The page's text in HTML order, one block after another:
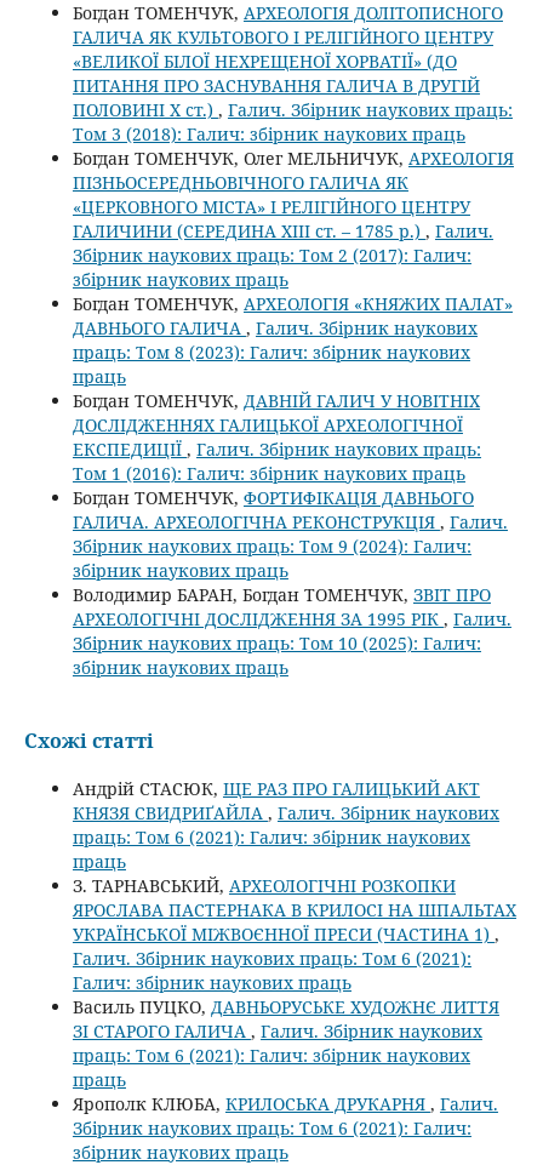
Богдан ТОМЕНЧУК, АРХЕОЛОГІЯ ДОЛІТОПИСНОГО
ГАЛИЧА ЯК КУЛЬТОВОГО І РЕЛІГІЙНОГО ЦЕНТРУ
«ВЕЛИКОЇ БІЛОЇ НЕХРЕЩЕНОЇ ХОРВАТІЇ» (ДО
ПИТАННЯ ПРО ЗАСНУВАННЯ ГАЛИЧА В ДРУГІЙ
ПОЛОВИНІ Х ст.) , Галич. Збірник наукових праць:
Том 3 (2018): Галич: збірник наукових праць
Богдан ТОМЕНЧУК, Олег МЕЛЬНИЧУК, АРХЕОЛОГІЯ
ПІЗНЬОСЕРЕДНЬОВІЧНОГО ГАЛИЧА ЯК
«ЦЕРКОВНОГО МІСТА» І РЕЛІГІЙНОГО ЦЕНТРУ
ГАЛИЧИНИ (СЕРЕДИНА ХІІІ ст. – 1785 р.) , Галич.
Збірник наукових праць: Том 2 (2017): Галич:
збірник наукових праць
Богдан ТОМЕНЧУК, АРХЕОЛОГІЯ «КНЯЖИХ ПАЛАТ»
ДАВНЬОГО ГАЛИЧА , Галич. Збірник наукових
праць: Том 8 (2023): Галич: збірник наукових
праць
Богдан ТОМЕНЧУК, ДАВНІЙ ГАЛИЧ У НОВІТНІХ
ДОСЛІДЖЕННЯХ ГАЛИЦЬКОЇ АРХЕОЛОГІЧНОЇ
ЕКСПЕДИЦІЇ , Галич. Збірник наукових праць:
Том 1 (2016): Галич: збірник наукових праць
Богдан ТОМЕНЧУК, ФОРТИФІКАЦІЯ ДАВНЬОГО
ГАЛИЧА. АРХЕОЛОГІЧНА РЕКОНСТРУКЦІЯ , Галич.
Збірник наукових праць: Том 9 (2024): Галич:
збірник наукових праць
Володимир БАРАН, Богдан ТОМЕНЧУК, ЗВІТ ПРО
АРХЕОЛОГІЧНІ ДОСЛІДЖЕННЯ ЗА 1995 РІК , Галич.
Збірник наукових праць: Том 10 (2025): Галич:
збірник наукових праць
Схожі статті
Андрій СТАСЮК, ЩЕ РАЗ ПРО ГАЛИЦЬКИЙ АКТ
КНЯЗЯ СВИДРИҐАЙЛА , Галич. Збірник наукових
праць: Том 6 (2021): Галич: збірник наукових
праць
З. ТАРНАВСЬКИЙ, АРХЕОЛОГІЧНІ РОЗКОПКИ
ЯРОСЛАВА ПАСТЕРНАКА В КРИЛОСІ НА ШПАЛЬТАХ
УКРАЇНСЬКОЇ МІЖВОЄННОЇ ПРЕСИ (ЧАСТИНА 1) ,
Галич. Збірник наукових праць: Том 6 (2021):
Галич: збірник наукових праць
Василь ПУЦКО, ДАВНЬОРУСЬКЕ ХУДОЖНЄ ЛИТТЯ
ЗІ СТАРОГО ГАЛИЧА , Галич. Збірник наукових
праць: Том 6 (2021): Галич: збірник наукових
праць
Ярополк КЛЮБА, КРИЛОСЬКА ДРУКАРНЯ , Галич.
Збірник наукових праць: Том 6 (2021): Галич:
збірник наукових праць